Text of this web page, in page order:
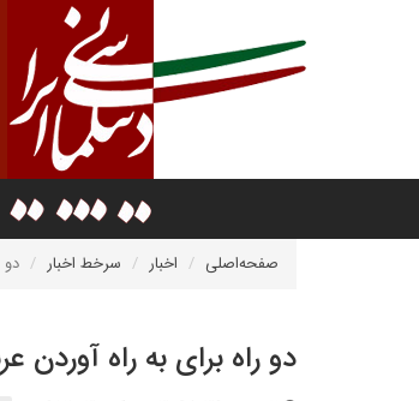
صفحه‌اصلی اخبار سرخط اخبار دو
دو راه برای به راه آوردن